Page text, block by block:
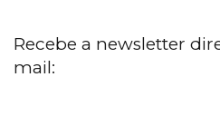
Recebe a newsletter
mail: